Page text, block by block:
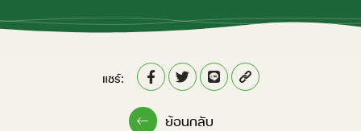
แชร์:
ย้อนกลับ